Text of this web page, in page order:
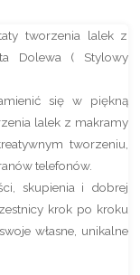
tworzenia lalek z
Dolewa ( Stylowy
się w piękną
lalek z makramy
tworzeniu,
telefonów.
skupienia i dobrej
krok po kroku
własne, unikalne